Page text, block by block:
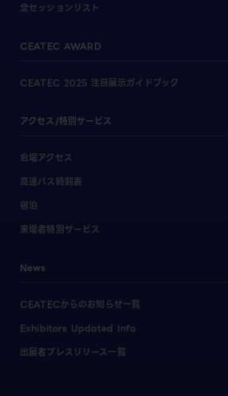
全セッションリスト
CEATEC AWARD
CEATEC 2025 注目展示ガイドブック
アクセス/特別サービス
会場アクセス
高速バス時刻表
宿泊
来場者特別サービス
News
CEATECからのお知らせ一覧
Exhibitors Updated Info
出展者プレスリリース一覧